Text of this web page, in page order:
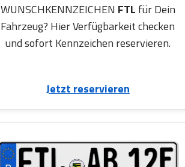
WUNSCHKENNZEICHEN FTL für Dein
Fahrzeug? Hier Verfügbarkeit checken
und sofort Kennzeichen reservieren.
Jetzt reservieren